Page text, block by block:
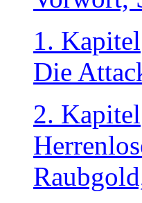
1. Kapitel
Die
2. Kapitel